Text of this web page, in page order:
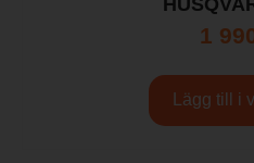
1
Lägg till i